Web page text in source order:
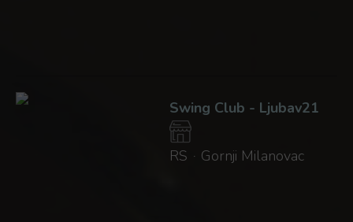
Swing Club - Ljubav21
RS · Gornji Milanovac